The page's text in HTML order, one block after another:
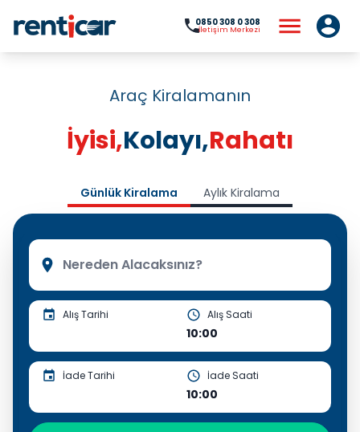
0850 308 0 308
İletişim Merkezi
Araç Kiralamanın
İyisi,Kolayı,Rahatı
Günlük Kiralama Aylık Kiralama
Alış Tarihi Alış Saati
10:00
İade Tarihi İade Saati
10:00